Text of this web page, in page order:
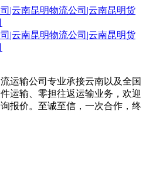
运输公司专业承接云南以及全国
运输、零担往返运输业务，欢迎
报价。至诚至信，一次合作，终